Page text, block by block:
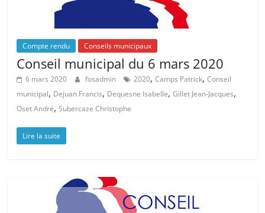
Compte rendu Conseils municipaux
Conseil municipal du 6 mars 2020
6 mars 2020 fosadmin 2020,Camps Patrick,Conseil
municipal, Dejuan Francis, Dequesne Isabelle,Gillet Jean-Jacques,
Oset André,Subercaze Christophe
Lire la suite